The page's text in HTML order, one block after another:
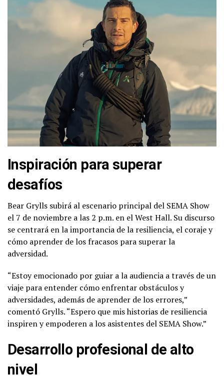
Inspiración para superar
desafíos
Bear Grylls subirá al escenario principal del SEMA Show
el 7 de noviembre a las 2 p.m. en el West Hall. Su discurso
se centrará en la importancia de la resiliencia, el coraje y
cómo aprender de los fracasos para superar la
adversidad.
“Estoy emocionado por guiar a la audiencia a través de un
viaje para entender cómo enfrentar obstáculos y
adversidades, además de aprender de los errores,”
comentó Grylls. “Espero que mis historias de resiliencia
inspiren y empoderen a los asistentes del SEMA Show.”
Desarrollo profesional de alto
nivel